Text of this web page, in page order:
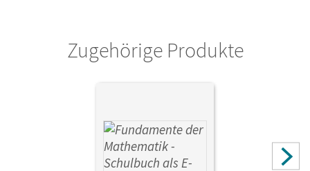
Zugehörige Produkte